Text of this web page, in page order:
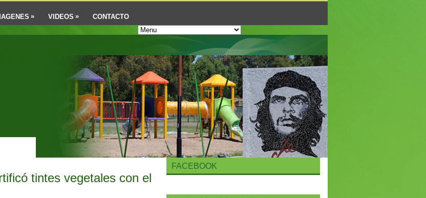
» VIDEOS » CONTACTO
tintes vegetales con el
FACEBOOK